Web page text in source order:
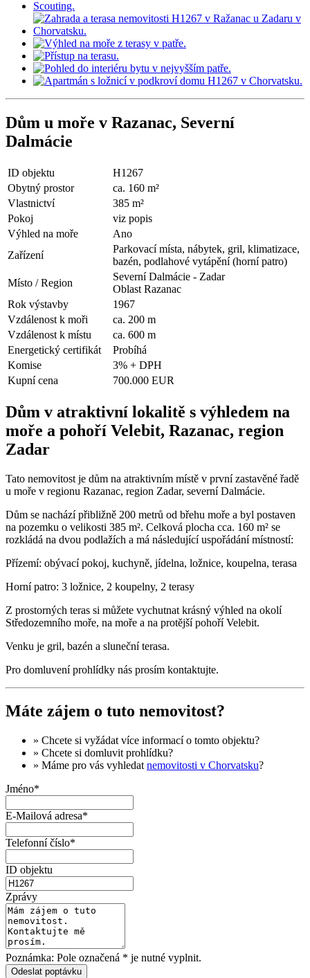
Dům u moře v Razanac, Severní
Dalmácie
ID objektu
H1267
Obytný prostor
ca. 160 m²
Vlastnictví
385 m²
Pokoj
viz popis
Výhled na moře
Ano
Zařízení
Parkovací místa, nábytek, gril, klimatizace,
bazén, podlahové vytápění (horní patro)
Místo / Region
Severní Dalmácie - Zadar
Oblast Razanac
Rok výstavby
1967
Vzdálenost k moři
ca. 200 m
Vzdálenost k místu
ca. 600 m
Energetický certifikát
Probíhá
Komise
3% + DPH
Kupní cena
700.000 EUR
Dům v atraktivní lokalitě s výhledem na
moře a pohoří Velebit, Razanac, region
Zadar
Tato nemovitost je dům na atraktivním místě v první zastavěné řadě
u moře v regionu Razanac, region Zadar, severní Dalmácie.
Dům se nachází přibližně 200 metrů od břehu moře a byl postaven
na pozemku o velikosti 385 m². Celková plocha cca. 160 m² se
rozkládá na dvou podlažích a má následující uspořádání místností:
Přízemí: obývací pokoj, kuchyně, jídelna, ložnice, koupelna, terasa
Horní patro: 3 ložnice, 2 koupelny, 2 terasy
Z prostorných teras si můžete vychutnat krásný výhled na okolí
Středozemního moře, na moře a na protější pohoří Velebit.
Venku je gril, bazén a sluneční terasa.
Pro domluvení prohlídky nás prosím kontaktujte.
Máte zájem o tuto nemovitost?
» Chcete si vyžádat více informacío tomto objektu?
» Chcete si domluvit prohlídku?
» Máme pro vás vyhledat nemovitosti v Chorvatsku?
Jméno*
E-Mailová adresa*
Telefonní číslo*
ID objektu
Zprávy
Poznámka: Pole označená * je nutné vyplnit.